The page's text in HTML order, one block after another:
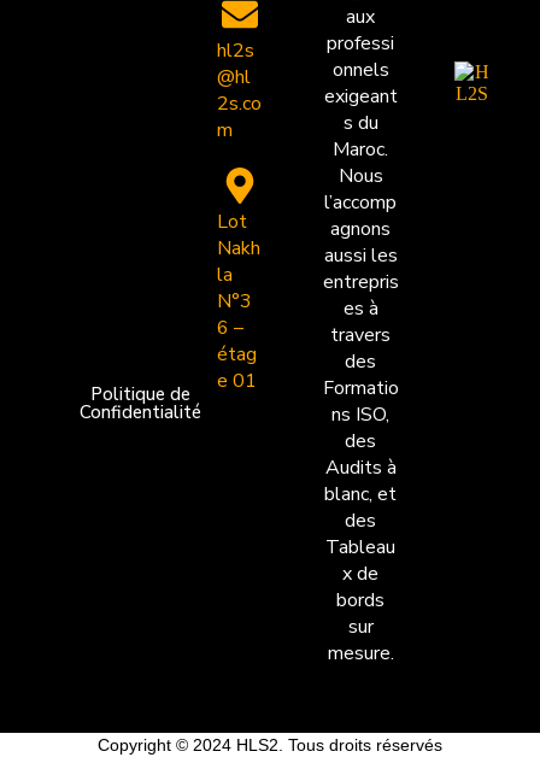
aux
professi
onnels
exigeant
s du
Maroc.
Nous
l’accomp
agnons
aussi les
entrepris
es à
travers
des
Formatio
ns ISO,
des
Audits à
blanc, et
des
Tableau
x de
bords
sur
mesure.
hl2s
@hl
2s.co
m
Lot
Nakh
la
N°3
6 –
étag
e 01
Politique de
Confidentialité
Copyright © 2024 HLS2. Tous droits réservés